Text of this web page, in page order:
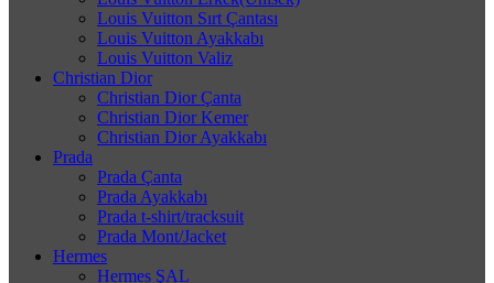
Louis Vuitton Sırt Çantası
Louis Vuitton Ayakkabı
Louis Vuitton Valiz
Christian Dior
Christian Dior Çanta
Christian Dior Kemer
Christian Dior Ayakkabı
Prada
Prada Çanta
Prada Ayakkabı
Prada t-shirt/tracksuit
Prada Mont/Jacket
Hermes
Hermes ŞAL